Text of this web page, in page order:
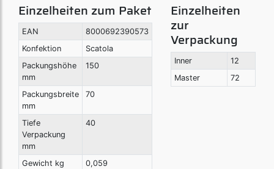
Einzelheiten zum Paket
EAN
8000692390573
Konfektion
Scatola
Packungshöhe
mm
150
Packungsbreite
mm
70
Tiefe
Verpackung
mm
40
Gewicht kg 0,059
Einzelheiten
zur
Verpackung
Inner
12
Master
72